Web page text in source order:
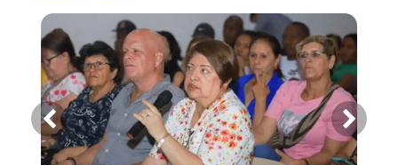
Anterior